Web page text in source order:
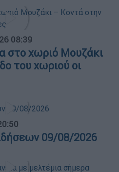
08:39
στο χωριό Μουζάκι
του χωριού οι
09/08/2026